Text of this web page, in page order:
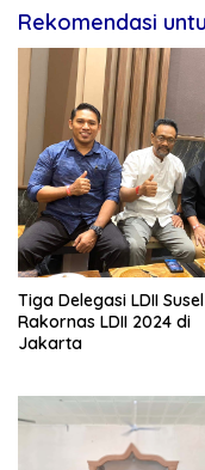
Rekomendasi
Tiga Delegasi LDII
Rakornas LDII 2024 di
Jakarta